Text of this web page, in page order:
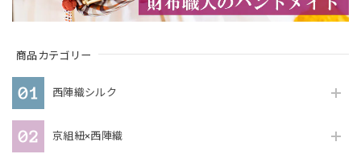
商品カテゴリー
西陣織シルク
京組紐×西陣織